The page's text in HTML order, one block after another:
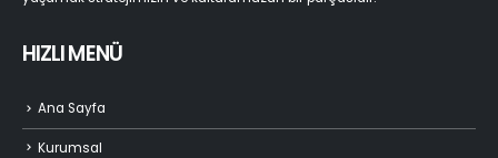
HIZLI MENÜ
Ana Sayfa
Kurumsal